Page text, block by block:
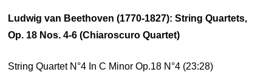
Ludwig van Beethoven (1770-1827): String Quartets,
Op. 18 Nos. 4-6 (Chiaroscuro Quartet)
String Quartet N°4 In C Minor Op.18 N°4 (23:28)